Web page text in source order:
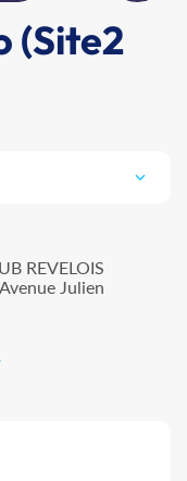
(Site2
REVELOIS
Julien